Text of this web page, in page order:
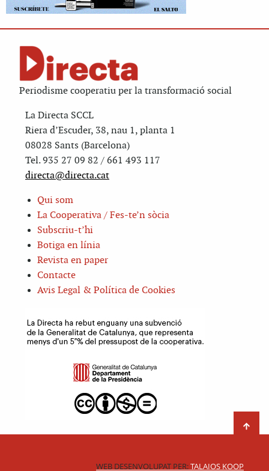
Periodisme cooperatiu per la transformació social
La Directa SCCL
Riera d’Escuder, 38, nau 1, planta 1
08028 Sants (Barcelona)
Tel. 935 27 09 82 / 661 493 117
directa@directa.cat
Qui som
La Cooperativa / Fes-te’n sòcia
Subscriu-t’hi
Botiga en línia
Revista en paper
Contacte
Avis Legal & Política de Cookies
WEB DESENVOLUPAT PER:TALAIOS KOOP